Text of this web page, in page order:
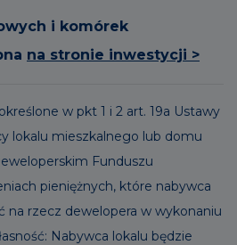
i komórek
na stronie inwestycji >
w pkt 1 i 2 art. 19a Ustawy
lokalu mieszkalnego lub domu
Funduszu
pieniężnych, które nabywca
na rzecz dewelopera w wykonaniu
Nabywca lokalu będzie